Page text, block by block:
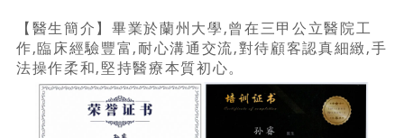
【醫生簡介】畢業於蘭州大學,曾在三甲公立醫院工
作,臨床經驗豐富,耐心溝通交流,對待顧客認真細緻,手
法操作柔和,堅持醫療本質初心。